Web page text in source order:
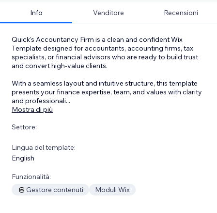
Info Venditore Recensioni
Quick's Accountancy Firm is a clean and confident Wix
Template designed for accountants, accounting firms, tax
specialists, or financial advisors who are ready to build trust
and convert high-value clients.
With a seamless layout and intuitive structure, this template
presents your finance expertise, team, and values with clarity
and professionali...
Mostra di più
Settore:
Lingua del template:
English
Funzionalità:
Gestore contenuti
Moduli Wix